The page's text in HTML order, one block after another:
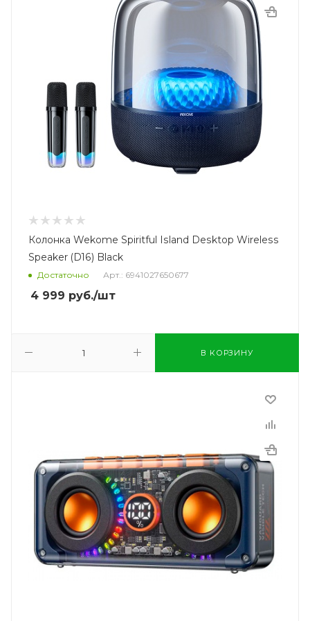
Колонка Wekome Spiritful Island Desktop Wireless
Speaker (D16) Black
Достаточно Арт.: 6941027650677
4 999 руб./шт
В КОРЗИНУ